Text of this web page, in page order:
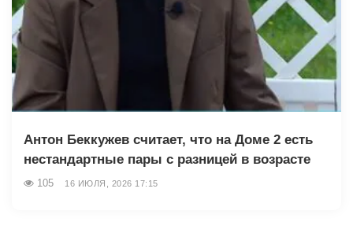
Антон Беккужев считает, что на Доме 2 есть
нестандартные пары с разницей в возрасте
105 16 ИЮЛЯ, 2026 17:15